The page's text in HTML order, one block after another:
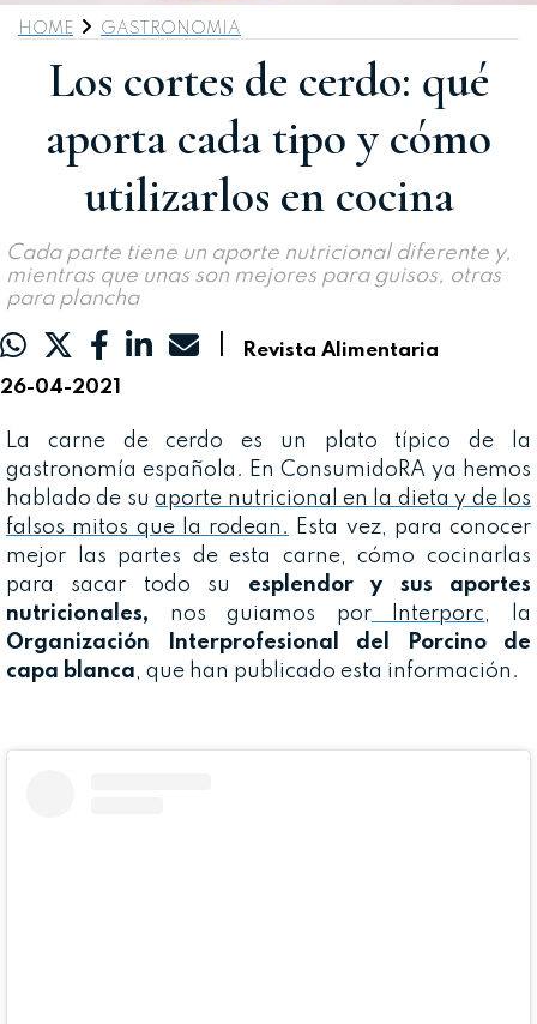
HOME GASTRONOMIA
Los cortes de cerdo: qué
aporta cada tipo y cómo
utilizarlos en cocina
Cada parte tiene un aporte nutricional diferente y,
mientras que unas son mejores para guisos, otras
para plancha
Revista Alimentaria
26-04-2021
La carne de cerdo es un plato típico de la
gastronomía española. En ConsumidoRA ya hemos
hablado de suaporte nutricional en la dieta y de los
falsos mitos que la rodean.
Esta vez, para conocer
mejor las partes de esta carne, cómo cocinarlas
para sacar todo su esplendor y sus aportes
nutricionales, nos guiamos porInterporc, la
Organización Interprofesional del Porcino de
capa blanca, que han publicado esta información.